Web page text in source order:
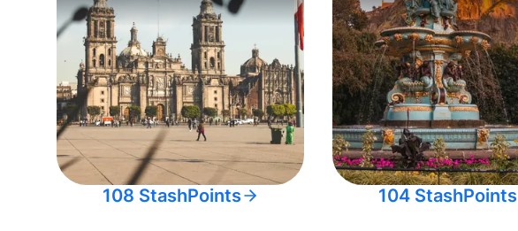
108 StashPoints 104 StashPoints